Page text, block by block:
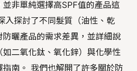
並非單純選擇高SPF值的產品這
入探討了不同髮質（油性、乾
曬產品的需求差異，並詳細說
二氧化鈦、氧化鋅）與化學性
指南。 我們也解開了許多關於防